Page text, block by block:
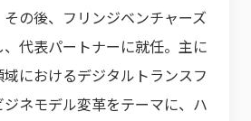
の後、フリンジベンチャーズ
代表パートナーに就任。主に
におけるデジタルトランスフ
ネモデル変革をテーマに、ハ